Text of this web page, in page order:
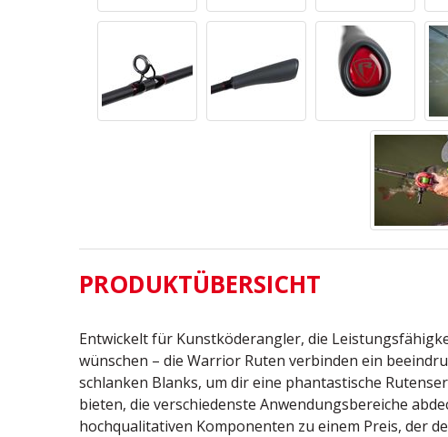
PRODUKTÜBERSICHT
Entwickelt für Kunstköderangler, die
wünschen – die Warrior Ruten verbinden ein
schlanken Blanks, um dir eine phantastische
bieten, die verschiedenste Anwendungsbereiche
hochqualitativen Komponenten zu einem Preis, der